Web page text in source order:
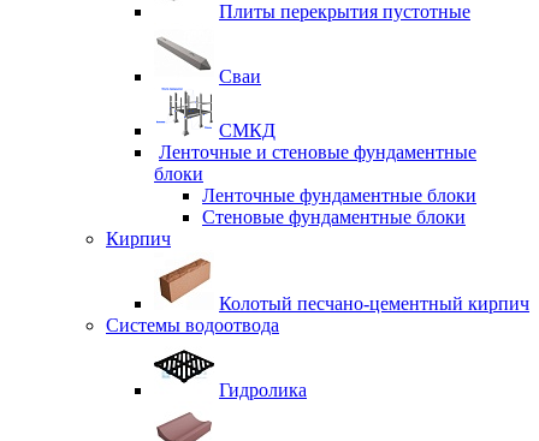
Плиты перекрытия пустотные
Сваи
СМКД
Ленточные и стеновые фундаментные
блоки
Ленточные фундаментные блоки
Стеновые фундаментные блоки
Кирпич
Колотый песчано-цементный кирпич
Системы водоотвода
Гидролика